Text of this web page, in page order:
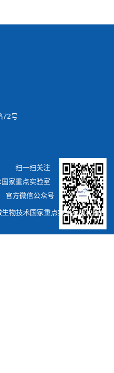
72号
扫一扫关注
家重点实验室
官方微信公众号
物技术国家重点实验室版权所有